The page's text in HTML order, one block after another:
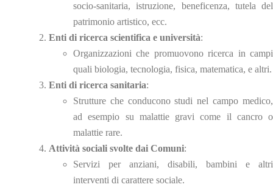
socio-sanitaria, istruzione, beneficenza, tutela del
patrimonio artistico, ecc.
Enti di ricerca scientifica e università:
Organizzazioni che promuovono ricerca in campi
quali biologia, tecnologia, fisica, matematica, e altri.
Enti di ricerca sanitaria:
Strutture che conducono studi nel campo medico,
ad esempio su malattie gravi come il cancro o
malattie rare.
Attività sociali svolte dai Comuni:
Servizi per anziani, disabili, bambini e altri
interventi di carattere sociale.